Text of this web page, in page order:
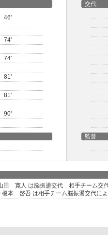
46'
74'
74'
81'
81'
90'
交代
監督
寛人 は脳振盪交代 相手チーム交
啓吾 は相手チーム脳振盪交代によ